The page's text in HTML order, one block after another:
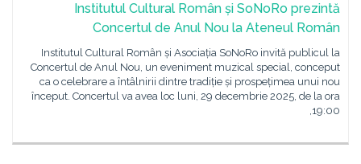
Institutul Cultural Român și SoNoRo prezintă
Concertul de Anul Nou la Ateneul Român
Institutul Cultural Român și Asociația SoNoRo invită publicul la
Concertul de Anul Nou, un eveniment muzical special, conceput
ca o celebrare a întâlnirii dintre tradiție și prospețimea unui nou
început. Concertul va avea loc luni, 29 decembrie 2025, de la ora
19:00,